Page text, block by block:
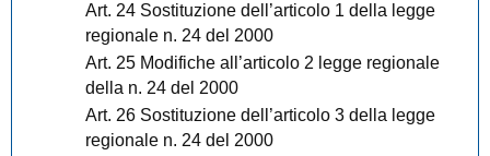
Art. 24 Sostituzione dell’articolo 1 della legge
regionale n. 24 del 2000
Art. 25 Modifiche all’articolo 2 legge regionale
della n. 24 del 2000
Art. 26 Sostituzione dell’articolo 3 della legge
regionale n. 24 del 2000